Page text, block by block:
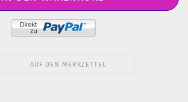
AUF DEN MERKZETTEL